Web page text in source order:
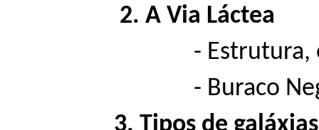
2. A Via Láctea
- Estrutura,
- Buraco Negro